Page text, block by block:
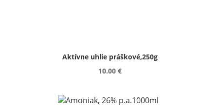
Aktívne uhlie práškové,250g
10.00 €